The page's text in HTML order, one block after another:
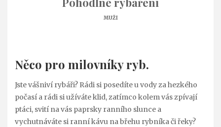
MUŽI
Něco pro milovníky ryb.
Jste vášniví rybáři? Rádi si posedíte u vody za hezkého
počasí a rádi si užíváte klid, zatímco kolem vás zpívají
ptáci, svití na vás paprsky ranního slunce a
vychutnáváte si ranní kávu na břehu rybníka či řeky?